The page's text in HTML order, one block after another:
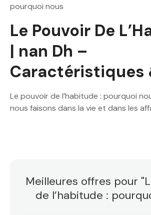
pourquoi nous
Le Pouvoir De
| nan Dh –
Caractéristiques
Le pouvoir de l’habitude : pourquoi
nous faisons dans la vie et dans les
Meilleures offres pour
de l’habitude :